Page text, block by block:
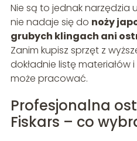
Nie są to jednak narzędzia
nie nadaje się do noży
grubych klingach ani
Zanim kupisz sprzęt z
dokładnie listę materiałów
może pracować.
Profesjonalna
Fiskars – co